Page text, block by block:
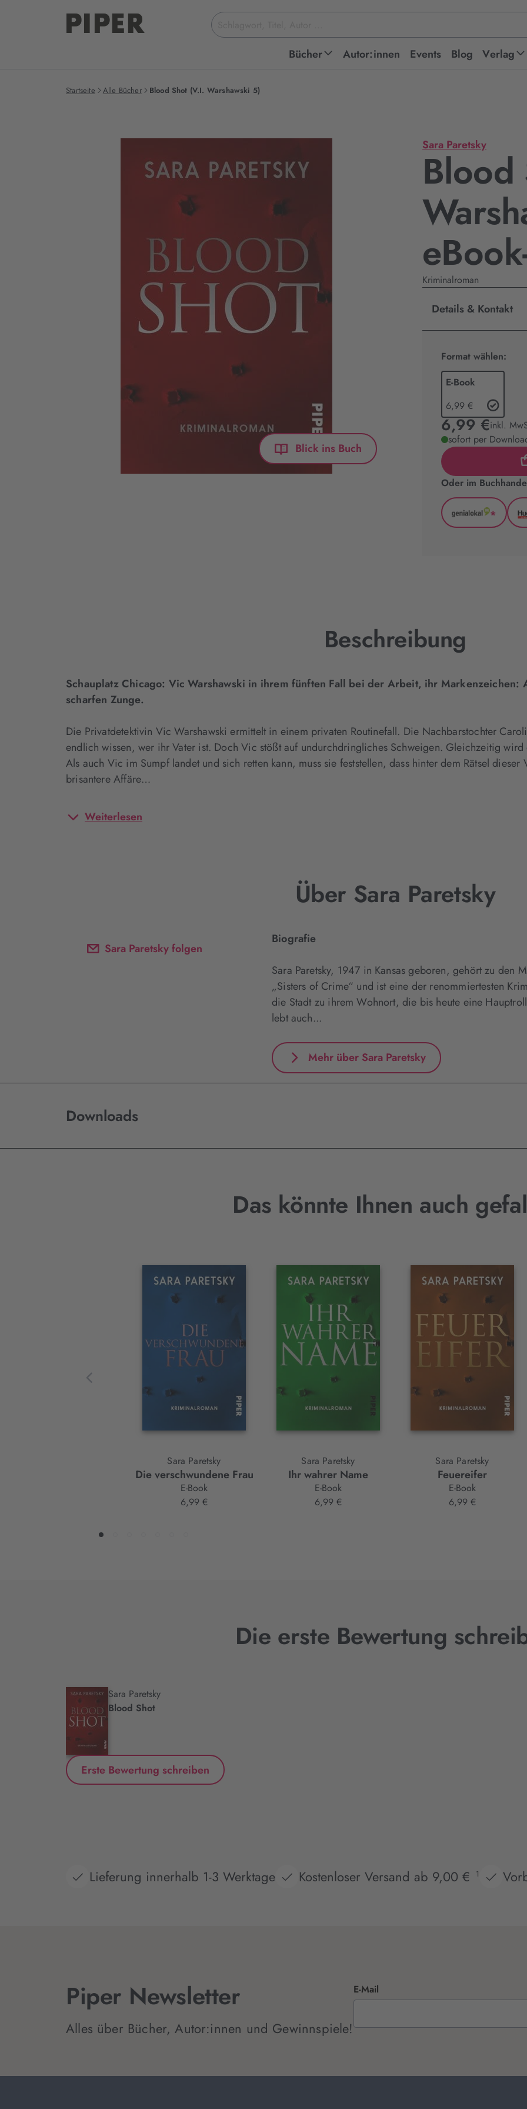
Suchbegriff
eingeben
Bücher Autor:innen Events Blog Verlag
Startseite Alle Bücher Blood Shot (V.I. Warshawski 5)
Blick ins Buch
Sara Paretsky
Blood
Kriminalroman
Details & Kontakt
Format wählen:
E-Book
6,99 €
6,99 €inkl.
sofort per
Oder im
*
Beschreibung
Schauplatz Chicago: Vic Warshawski in ihrem fünften Fall bei der Arbeit, ihr
scharfen Zunge.
Die Privatdetektivin Vic Warshawski ermittelt in einem privaten Routinefall. Die Nachbarstochter
endlich wissen, wer ihr Vater ist. Doch Vic stößt auf undurchdringliches Schweigen. Gleichzeitig
Als auch Vic im Sumpf landet und sich retten kann, muss sie feststellen, dass hinter dem Rätsel dieser
brisantere Affäre…
Weiterlesen
Über Sara Paretsky
Sara Paretsky folgen
Biografie
Sara Paretsky, 1947 in Kansas geboren, gehört zu den
„Sisters of Crime“ und ist eine der renommiertesten
die Stadt zu ihrem Wohnort, die bis heute eine
lebt auch...
Mehr über Sara Paretsky
Downloads
Das könnte Ihnen auch
Interaktives
Element
Sara Paretsky
Die verschwundene Frau
E-Book
6,99 €
Sara Paretsky
Ihr wahrer Name
E-Book
6,99 €
Sara Paretsky
Feuereifer
E-Book
6,99 €
Die erste Bewertung
Sara Paretsky
Blood Shot.
Erste Bewertung schreiben
Lieferung innerhalb 1-3 Werktage Kostenloser Versand ab 9,00 € 1
Piper Newsletter
Alles über Bücher, Autor:innen und Gewinnspiele!
E-Mail